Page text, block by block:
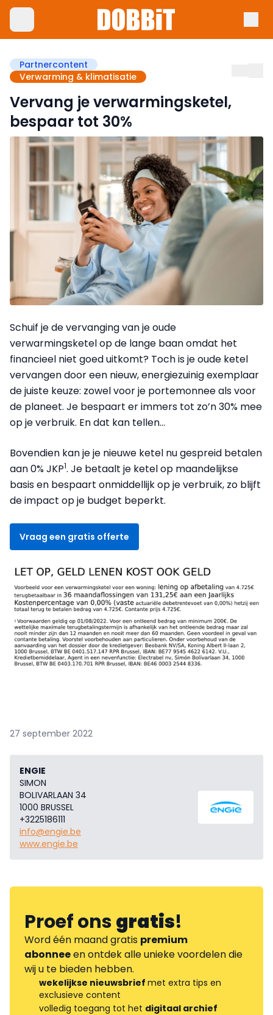
Partnercontent
Verwarming & klimatisatie
Vervang je verwarmingsketel,
bespaar tot 30%
Schuif je de vervanging van je oude
verwarmingsketel op de lange baan omdat het
financieel niet goed uitkomt? Toch is je oude ketel
vervangen door een nieuw, energiezuinig exemplaar
de juiste keuze: zowel voor je portemonnee als voor
de planeet. Je bespaart er immers tot zo’n 30% mee
op je verbruik. En dat kan tellen…
Bovendien kan je je nieuwe ketel nu gespreid betalen
aan 0% JKP1. Je betaalt je ketel op maandelijkse
basis en bespaart onmiddellijk op je verbruik, zo blijft
de impact op je budget beperkt.
Vraag een gratis offerte
27 september 2022
ENGIE
SIMON
BOLIVARLAAN 34
1000 BRUSSEL
+3225186111
info@engie.be
www.engie.be
Proef onsgratis!
Word één maand gratis premium
abonneeen ontdek alle unieke voordelen die
wij u te bieden hebben.
wekelijkse nieuwsbrief met extra tips en
exclusieve content
volledig toegang tot het digitaal archief